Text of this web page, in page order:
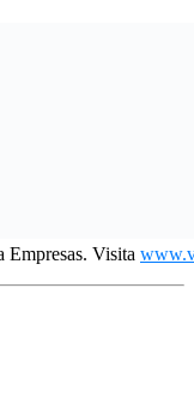
Empresas. Visita